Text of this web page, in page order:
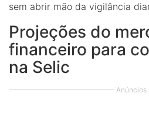
sem abrir mão da vigilância
Projeções do
financeiro para
na Selic
Anúncios